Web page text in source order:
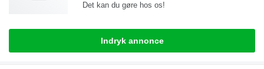
Det kan du gøre hos os!
Indryk annonce